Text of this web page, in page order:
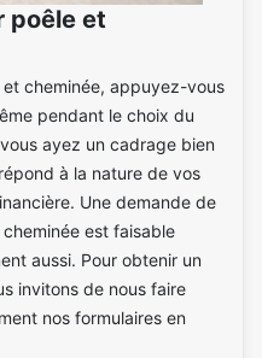
poêle et
cheminée, appuyez-vous
pendant le choix du
ayez un cadrage bien
à la nature de vos
Une demande de
est faisable
aussi. Pour obtenir un
invitons de nous faire
nos formulaires en